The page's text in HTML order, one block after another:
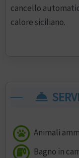
cancello
calore siciliano.
Animali
Bagno in